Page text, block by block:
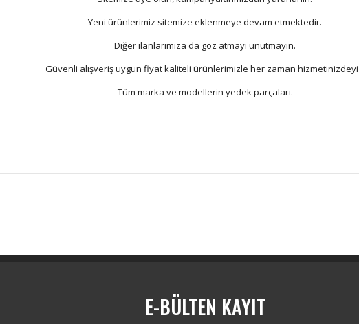
Yeni ürünlerimiz sitemize eklenmeye devam etmektedir.
Diğer ilanlarımıza da göz atmayı unutmayın.
Güvenli alışveriş uygun fiyat kaliteli ürünlerimizle her zaman
Tüm marka ve modellerin yedek parçaları.
E-BÜLTEN KAYIT